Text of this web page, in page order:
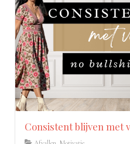
Consistent blijven met